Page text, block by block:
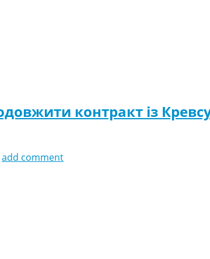
контракт із
add comment